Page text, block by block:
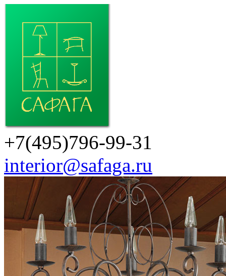
+7(495)796-99-31
interior@safaga.ru